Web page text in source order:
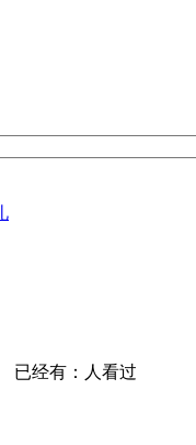
经有： 人看过